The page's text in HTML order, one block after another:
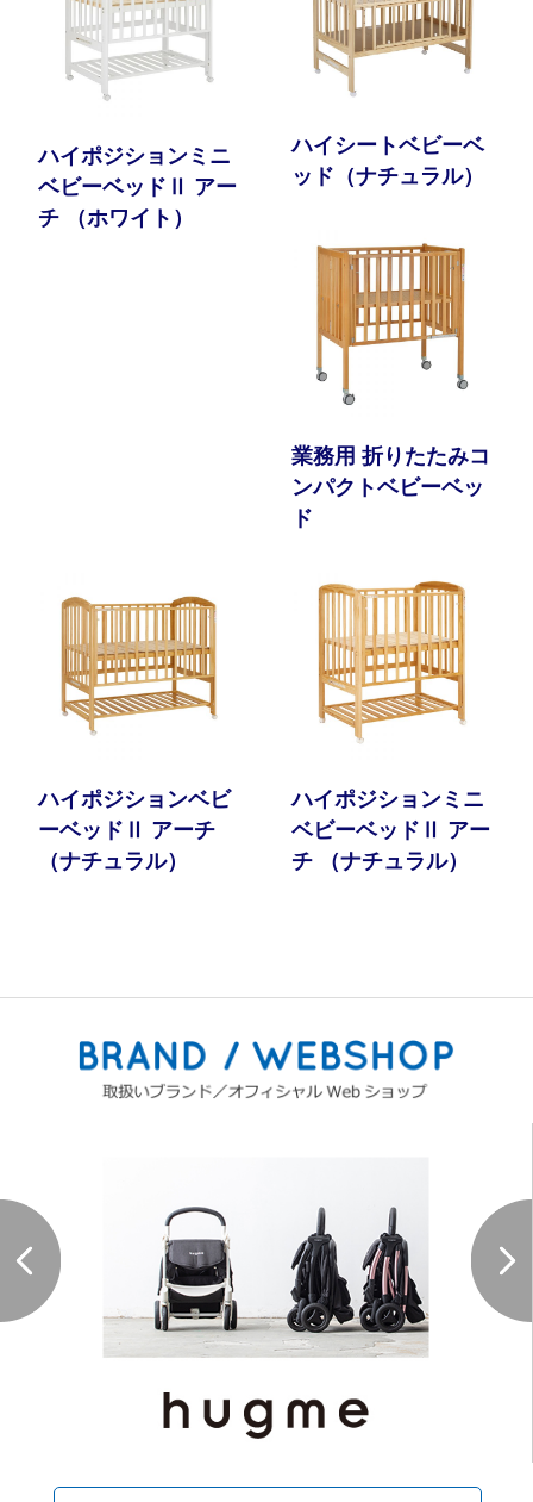
ハイポジションミニ
ベビーベッドⅡ アー
チ （ホワイト）
ハイシートベビーベ
ッド（ナチュラル）
業務用 折りたたみコ
ンパクトベビーベッ
ド
ハイポジションベビ
ーベッドⅡ アーチ
（ナチュラル）
ハイポジションミニ
ベビーベッドⅡ アー
チ （ナチュラル）